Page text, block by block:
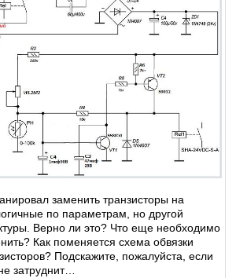
заменить транзисторы на
по параметрам, но другой
Верно ли это? Что еще необходимо
Как поменяется схема обвязки
Подскажите, пожалуйста, если
затруднит…